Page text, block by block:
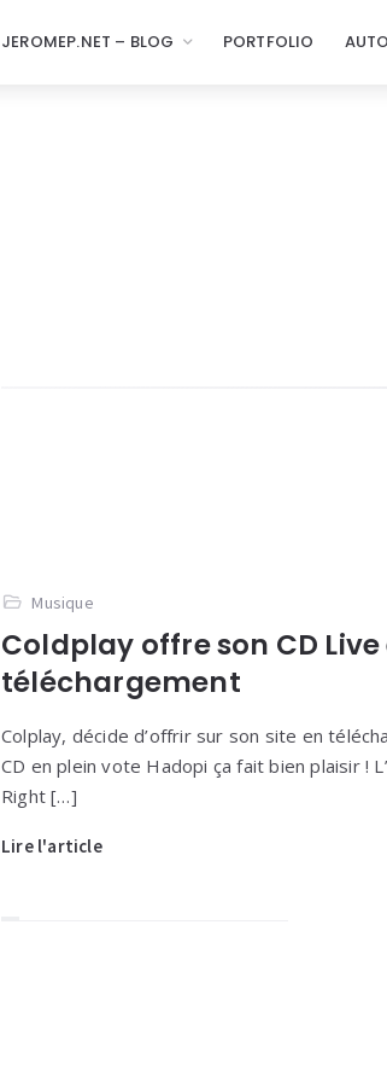
JEROMEP.NET – BLOG PORTFOLIO
Musique
Coldplay offre son CD Live
téléchargement
Colplay, décide d’offrir sur son site en
CD en plein vote Hadopi ça fait bien plaisir !
Right […]
Lire l'article